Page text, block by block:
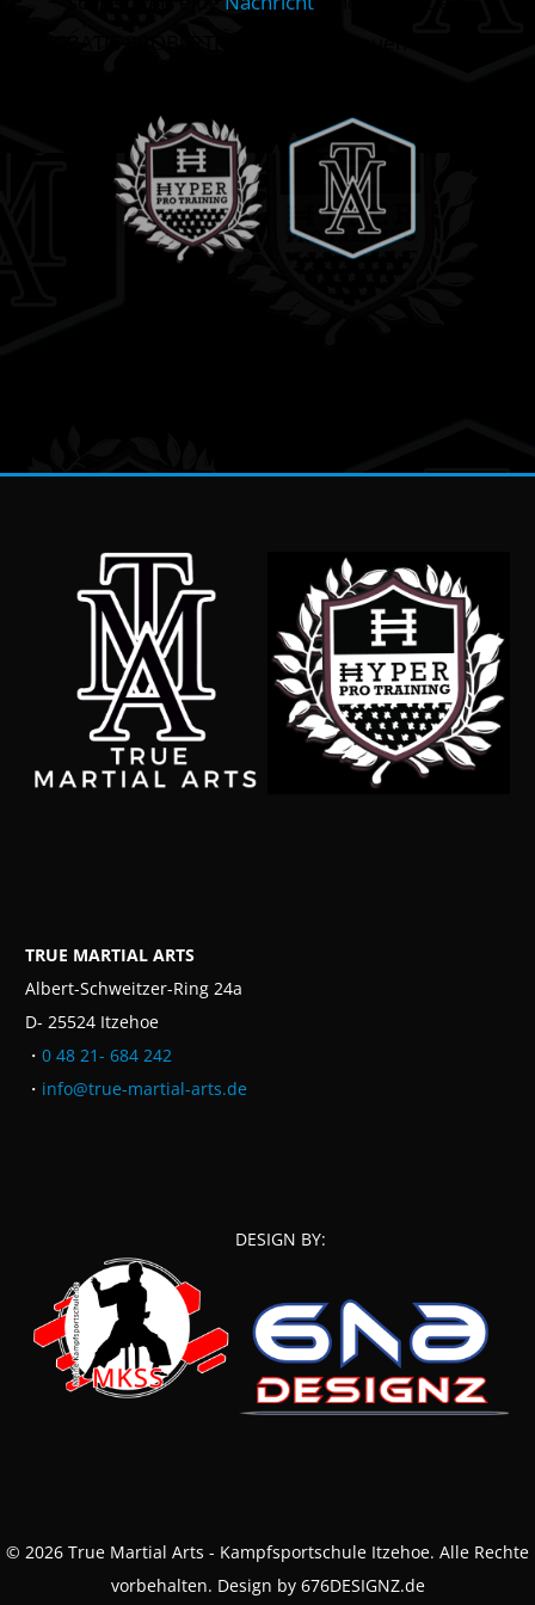
TRUE MARTIAL ARTS
Albert-Schweitzer-Ring 24a
D- 25524 Itzehoe
・ 0 48 21- 684 242
・ info@true-martial-arts.de
DESIGN BY:
© 2026 True Martial Arts - Kampfsportschule Itzehoe. Alle Rechte
vorbehalten. Design by 676DESIGNZ.de